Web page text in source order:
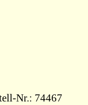
Nr.: 74467